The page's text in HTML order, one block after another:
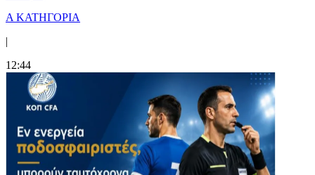
Α ΚΑΤΗΓΟΡΙΑ
|
12:44